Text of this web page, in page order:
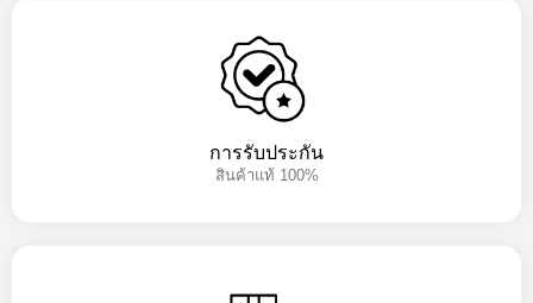
การรับประกัน
สินค้าแท้ 100%